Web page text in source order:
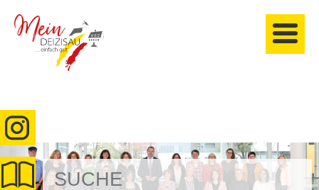
anmelden